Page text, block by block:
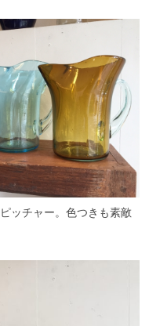
ッチャー。色つきも素敵